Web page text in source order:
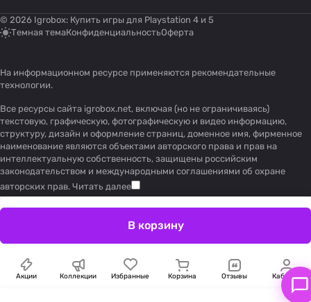
© 2026 Igrobox: Купить игры для Playstation 4 и 5
Темная темаКонфиденциальностьОферта
На информационном ресурсе применяются рекомендательные
технологии.
Все ресурсы сайта igrobox.net, включая (но не ограничиваясь)
текстовую, графическую, фотографическую и видео информацию,
структуру, дизайн и оформление страниц, доменное имя, фирменное
наименование являются объектами авторского права и прав на
интеллектуальную собственность, защищены российским
законодательством и международными соглашениями об охране
авторских прав. Читать далее
В корзину
Акции Коллекции Избранные Корзина Отзывы Кабинет